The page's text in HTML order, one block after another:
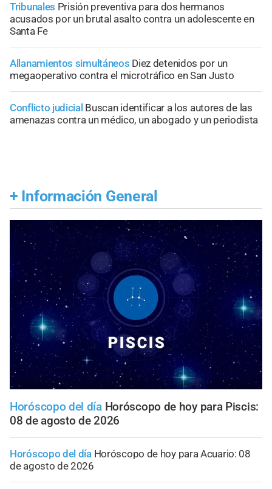
Tribunales Prisión preventiva para dos hermanos
acusados por un brutal asalto contra un adolescente en
Santa Fe
Allanamientos simultáneos Diez detenidos por un
megaoperativo contra el microtráfico en San Justo
Conflicto judicial Buscan identificar a los autores de las
amenazas contra un médico, un abogado y un periodista
+ Información General
Horóscopo del día Horóscopo de hoy para Piscis:
08 de agosto de 2026
Horóscopo del día Horóscopo de hoy para Acuario: 08
de agosto de 2026